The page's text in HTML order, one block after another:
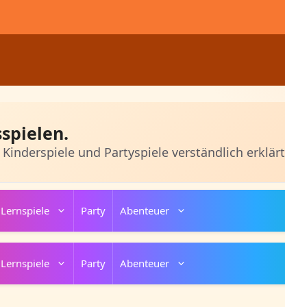
und Partyspiele verständlich erklärt
Lernspiele Party Abenteuer
Lernspiele Party Abenteuer